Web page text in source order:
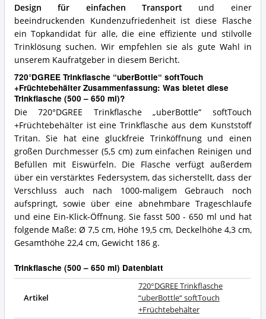
Design für einfachen Transportund einer
beeindruckenden Kundenzufriedenheit ist diese Flasche
ein Topkandidat für alle, die eine effiziente und stilvolle
Trinklösung suchen. Wir empfehlen sie als gute Wahl in
unserem Kaufratgeber in diesem Bericht.
720°DGREE Trinkflasche “uberBottle“ softTouch
+Früchtebehälter Zusammenfassung: Was bietet diese
Trinkflasche (500 – 650 ml)?
Die 720°DGREE Trinkflasche „uberBottle“ softTouch
+Früchtebehälter ist eine Trinkflasche aus dem Kunststoff
Tritan. Sie hat eine gluckfreie Trinköffnung und einen
großen Durchmesser (5,5 cm) zum einfachen Reinigen und
Befüllen mit Eiswürfeln. Die Flasche verfügt außerdem
über ein verstärktes Federsystem, das sicherstellt, dass der
Verschluss auch nach 1000-maligem Gebrauch noch
aufspringt, sowie über eine abnehmbare Trageschlaufe
und eine Ein-Klick-Öffnung. Sie fasst 500 - 650 ml und hat
folgende Maße: Ø 7,5 cm, Höhe 19,5 cm, Deckelhöhe 4,3 cm,
Gesamthöhe 22,4 cm, Gewicht 186 g.
Trinkflasche (500 – 650 ml) Datenblatt
Artikel
720°DGREE Trinkflasche
“uberBottle“ softTouch
+Früchtebehälter